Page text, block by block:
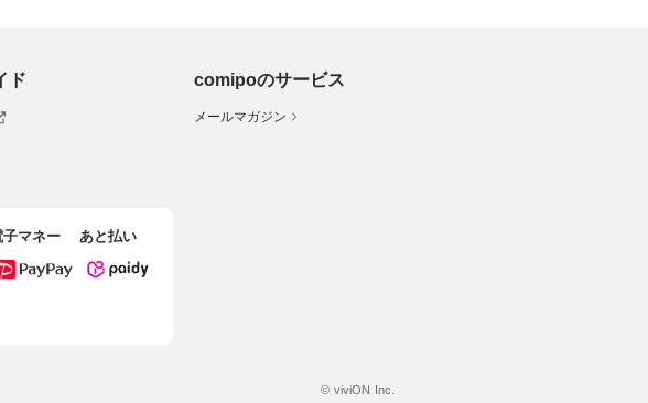
ド comipoのサービス
メールマガジン
子マネー あと払い
© viviON Inc.